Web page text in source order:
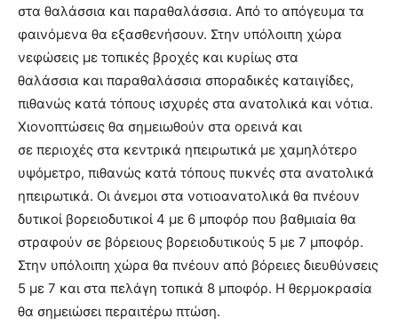
στα θαλάσσια και παραθαλάσσια. Από το απόγευμα τα
φαινόμενα θα εξασθενήσουν. Στην υπόλοιπη χώρα
νεφώσεις με τοπικές βροχές και κυρίως στα
θαλάσσια και παραθαλάσσια σποραδικές καταιγίδες,
πιθανώς κατά τόπους ισχυρές στα ανατολικά και νότια.
Χιονοπτώσεις θα σημειωθούν στα ορεινά και
σε περιοχές στα κεντρικά ηπειρωτικά με χαμηλότερο
υψόμετρο, πιθανώς κατά τόπους πυκνές στα ανατολικά
ηπειρωτικά. Οι άνεμοι στα νοτιοανατολικά θα πνέουν
δυτικοί βορειοδυτικοί 4 με 6 μποφόρ που βαθμιαία θα
στραφούν σε βόρειους βορειοδυτικούς 5 με 7 μποφόρ.
Στην υπόλοιπη χώρα θα πνέουν από βόρειες διευθύνσεις
5 με 7 και στα πελάγη τοπικά 8 μποφόρ. Η θερμοκρασία
θα σημειώσει περαιτέρω πτώση.